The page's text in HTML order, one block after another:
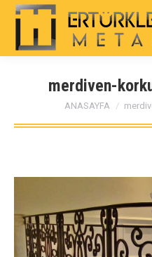
merdiven-
You are here:
ANASAYFA